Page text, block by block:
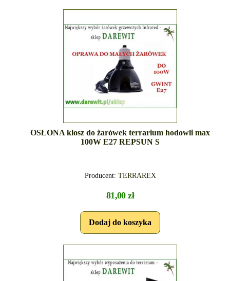
OSŁONA klosz do żarówek terrarium hodowli max
100W E27 REPSUN S
Producent: TERRAREX
81,00 zł